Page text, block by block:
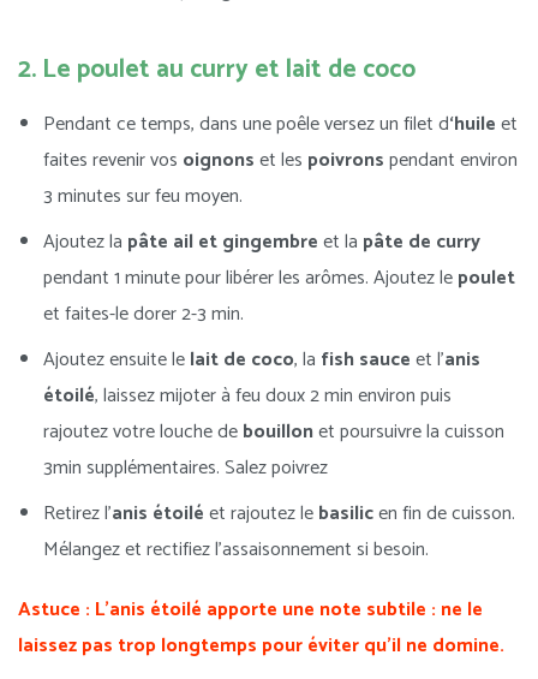
2. Le poulet au curry et lait de coco
Pendant ce temps, dans une poêle versez un filet d‘huileet
faites revenir vos oignonset les poivronspendant environ
3 minutes sur feu moyen.
Ajoutez la pâte ail et gingembreet la pâte de curry
pendant 1 minute pour libérer les arômes. Ajoutez lepoulet
et faites-le dorer 2-3 min.
Ajoutez ensuite lelait de coco, la fish sauceet l’anis
étoilé, laissez mijoter à feu doux 2 min environ puis
rajoutez votre louche debouillonet poursuivre la cuisson
3min supplémentaires. Salez poivrez
Retirez l’anis étoiléet rajoutez lebasilicen fin de cuisson.
Mélangez et rectifiez l’assaisonnement si besoin.
Astuce : L’anis étoilé apporte une note subtile : ne le
laissez pas trop longtemps pour éviter qu’il ne domine.